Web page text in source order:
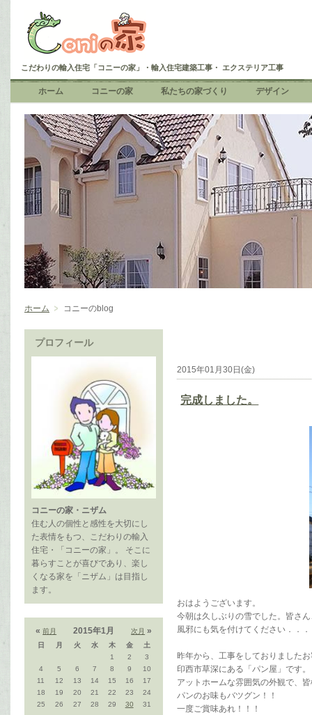
こだわりの輸入住宅「コニーの家」・輸入住宅建築工事・ エクステリア工事
ホーム コニーの家 私たちの家づくり デザイン
ホーム コニーのblog
プロフィール
コニーの家・ニザム
住む人の個性と感性を大切にし
た表情をもつ、こだわりの輸入
住宅・「コニーの家」。 そこに
暮らすことが喜びであり、楽し
くなる家を「ニザム」は目指し
ます。
«前月 次月 »
2015年1月
日 月 火 水 木 金
土
1
2
3
4
5 6 7 8 9
10
11
12 13 14 15 16
17
18
19 20 21 22 23
24
25
26 27 28 29 30 31
2015年01月30日(金)
完成しました。
おはようございます。
今朝は久しぶりの雪でした。皆さ
風邪にも気を付けてください．．．
昨年から、工事をしておりました
印西市草深にある「パン屋」です。
アットホームな雰囲気の外観で、
パンのお味もバツグン！！
一度ご賞味あれ！！！